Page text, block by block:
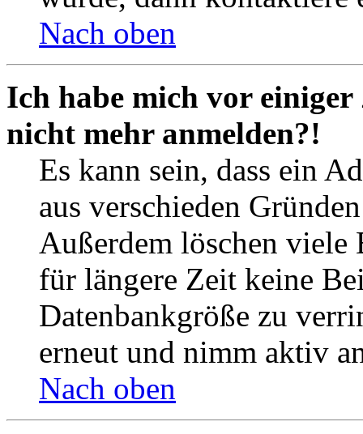
Nach oben
Ich habe mich vor
nicht mehr anmelden?!
Es kann sein, dass ein
aus verschieden
Außerdem löschen viele
für längere Zeit keine
Datenbankgröße zu
erneut und nimm aktiv
Nach oben